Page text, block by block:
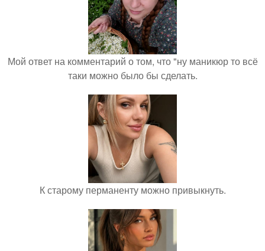
Мой ответ на комментарий о том, что "ну маникюр то всё
таки можно было бы сделать.
К старому перманенту можно привыкнуть.